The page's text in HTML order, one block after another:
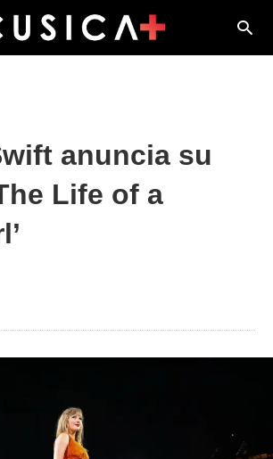
anuncia su
Life of a